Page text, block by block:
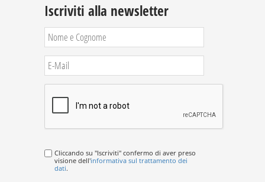
Iscriviti alla newsletter
Cliccando su "Iscriviti" confermo di aver preso
visione dell'informativa sul trattamento dei
dati.